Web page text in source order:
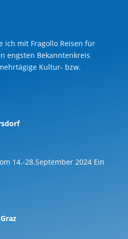
ich mit Fragollo Reisen für
engsten Bekanntenkreis
Kultur- bzw.
14.-28.September 2024 Ein